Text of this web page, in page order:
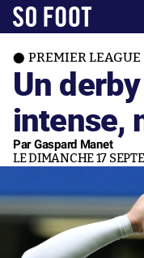
PREMIER LEAGUE
Un
intense,
Par Gaspard Manet
LE DIMANCHE 17